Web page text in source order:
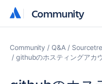
Community
Community
Community Q&A
githubのホスティングアカ